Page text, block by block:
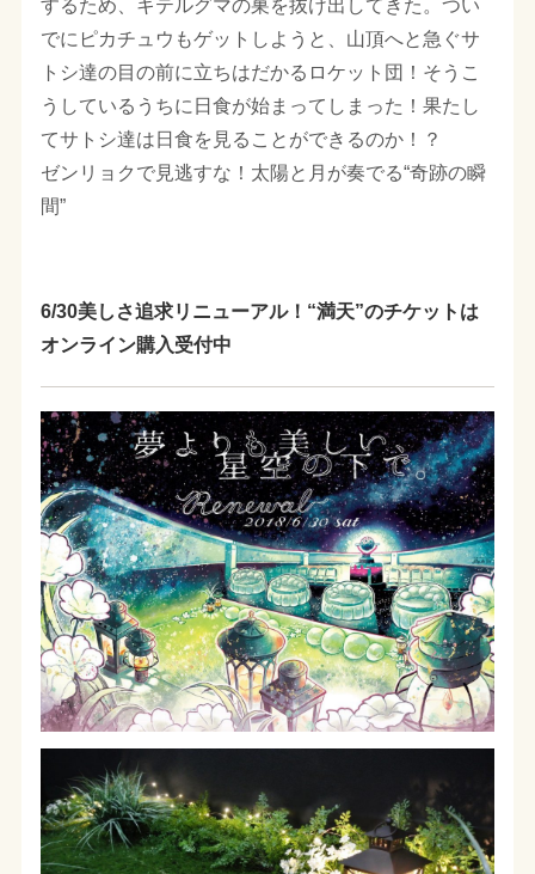
するため、キテルグマの巣を抜け出してきた。つい
でにピカチュウもゲットしようと、山頂へと急ぐサ
トシ達の目の前に立ちはだかるロケット団！そうこ
うしているうちに日食が始まってしまった！果たし
てサトシ達は日食を見ることができるのか！？
ゼンリョクで見逃すな！太陽と月が奏でる“奇跡の瞬
間”
6/30美しさ追求リニューアル！“満天”のチケットは
オンライン購入受付中